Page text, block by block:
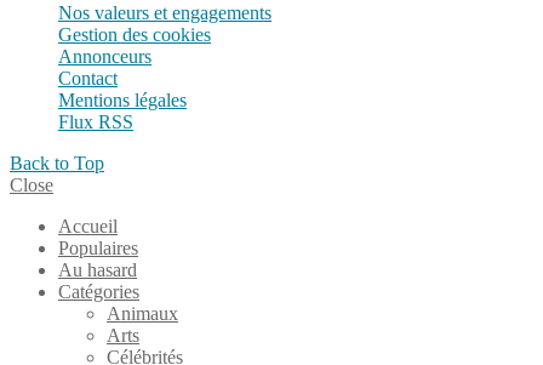
Nos valeurs et engagements
Gestion des cookies
Annonceurs
Contact
Mentions légales
Flux RSS
Back to Top
Close
Accueil
Populaires
Au hasard
Catégories
Animaux
Arts
Célébrités